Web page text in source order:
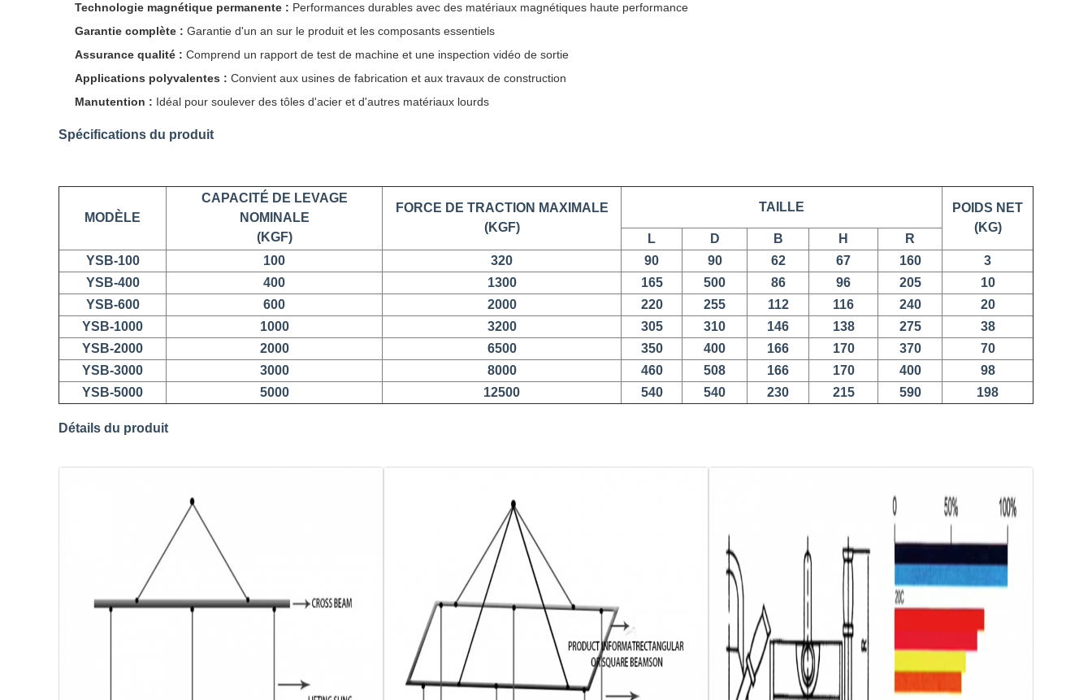
Technologie magnétique permanente : Performances durables avec des matériaux magnétiques haute performance
Garantie complète : Garantie d'un an sur le produit et les composants essentiels
Assurance qualité : Comprend un rapport de test de machine et une inspection vidéo de sortie
Applications polyvalentes : Convient aux usines de fabrication et aux travaux de construction
Manutention : Idéal pour soulever des tôles d'acier et d'autres matériaux lourds
Spécifications du produit
MODÈLE
CAPACITÉ DE LEVAGE
NOMINALE
(KGF)
FORCE DE TRACTION MAXIMALE
(KGF)
TAILLE
POIDS NET
(KG)
L
D B H
R
YSB-100
100 320 90 90 62 67 160
3
YSB-400
400 1300 165 500 86 96 205
10
YSB-600
600 2000 220 255 112 116 240
20
YSB-1000
1000 3200 305 310 146 138 275
38
YSB-2000
2000 6500 350 400 166 170 370
70
YSB-3000
3000 8000 460 508 166 170 400
98
YSB-5000
5000 12500 540 540 230 215 590 198
Détails du produit